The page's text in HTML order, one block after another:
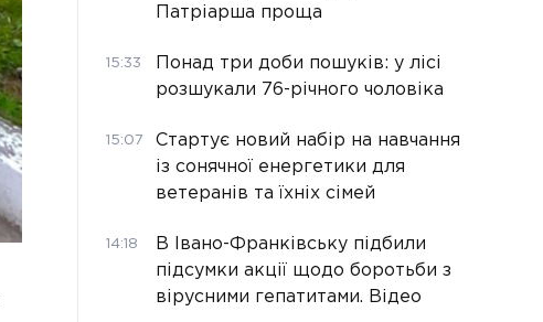
Патріарша проща
15:33
Понад три доби пошуків: у лісі
розшукали 76-річного чоловіка
15:07
Стартує новий набір на навчання
із сонячної енергетики для
ветеранів та їхніх сімей
14:18
В Івано-Франківську підбили
підсумки акції щодо боротьби з
вірусними гепатитами. Відео